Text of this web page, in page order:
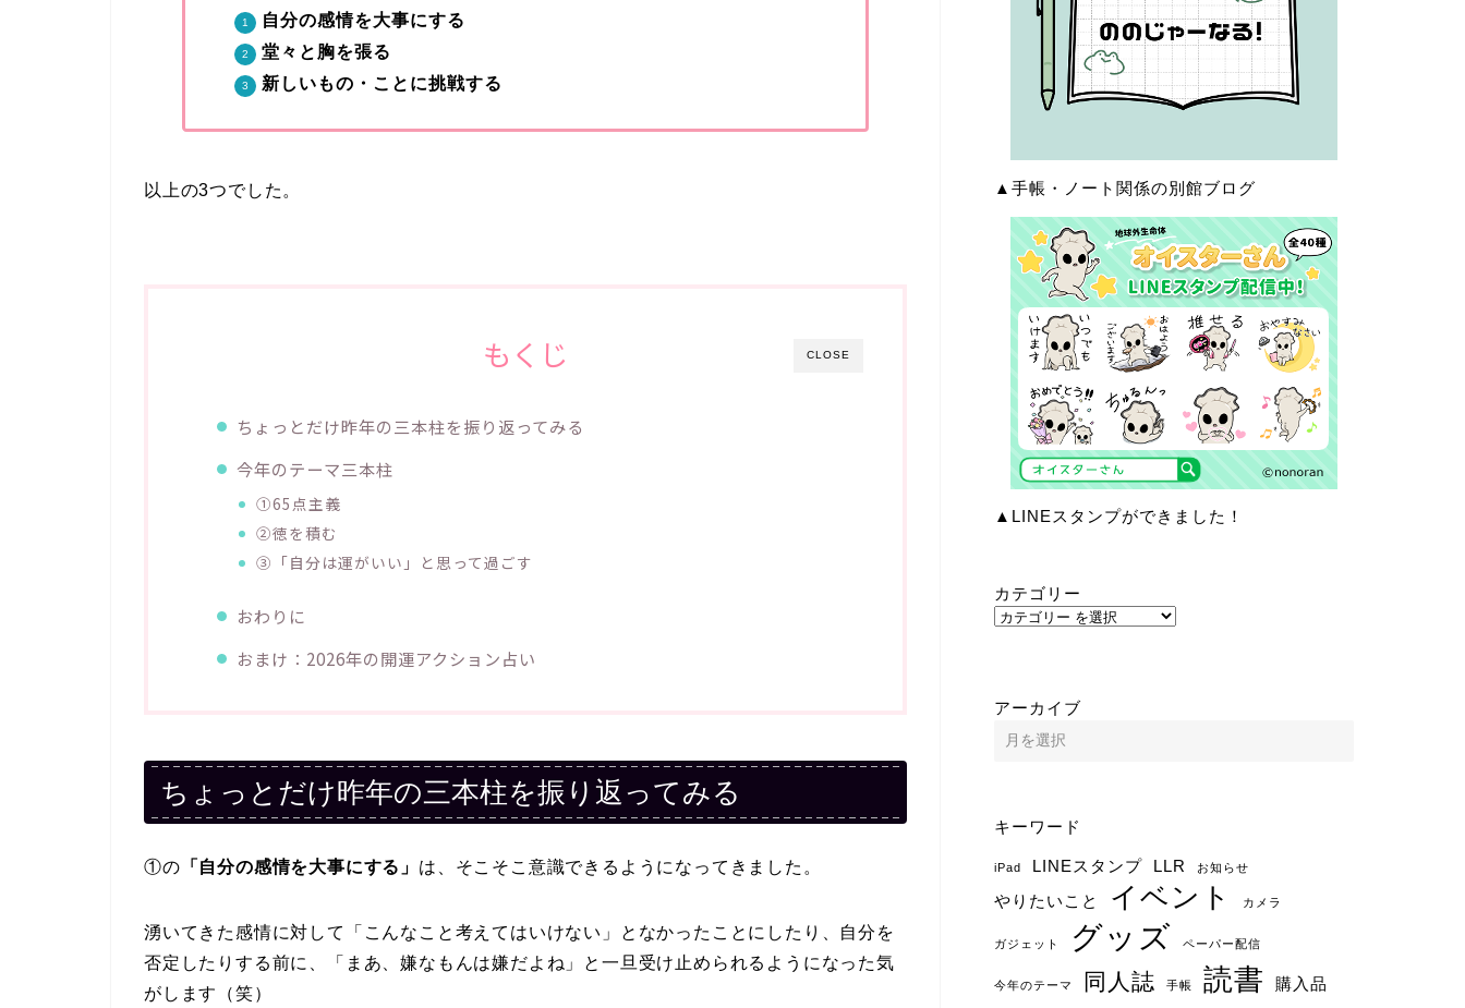
自分の感情を大事にする
堂々と胸を張る
新しいもの・ことに挑戦する
以上の3つでした。
CLOSE
もくじ
ちょっとだけ昨年の三本柱を振り返ってみる
今年のテーマ三本柱
①65点主義
②徳を積む
③「自分は運がいい」と思って過ごす
おわりに
おまけ：2026年の開運アクション占い
ちょっとだけ昨年の三本柱を振り返ってみる
①の 「自分の感情を大事にする」 は、そこそこ意識できるようになってきました。
湧いてきた感情に対して「こんなこと考えてはいけない」となかったことにしたり、自分を
否定したりする前に、「まあ、嫌なもんは嫌だよね」と一旦受け止められるようになった気
がします（笑）
▲手帳・ノート関係の別館ブログ
▲LINEスタンプができました！
カテゴリー
アーカイブ
キーワード
iPad LINEスタンプ LLR お知らせ
やりたいこと イベント カメラ
ガジェット グッズ ペーパー配信
今年のテーマ 同人誌 手帳 読書 購入品